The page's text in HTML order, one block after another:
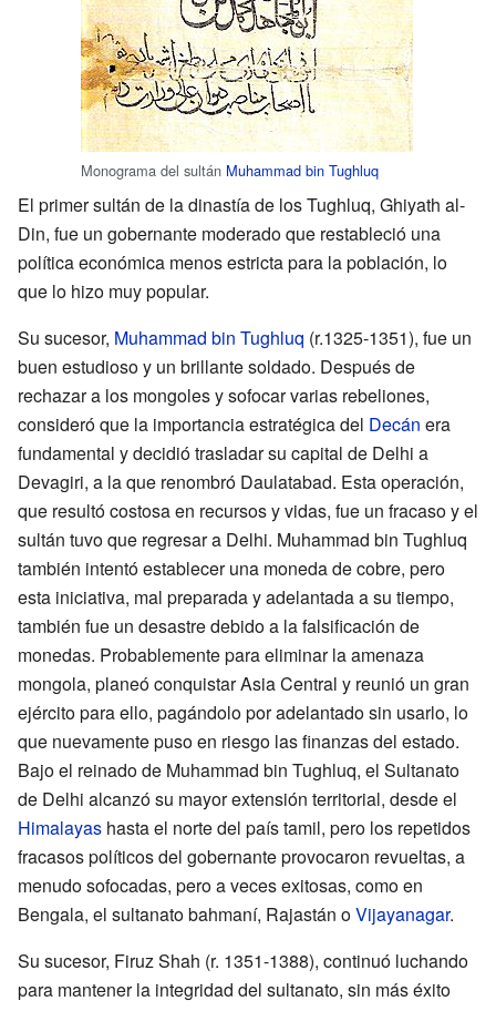
Monograma del sultán Muhammad bin Tughluq
El primer sultán de la dinastía de los Tughluq, Ghiyath al-
Din, fue un gobernante moderado que restableció una
política económica menos estricta para la población, lo
que lo hizo muy popular.
Su sucesor, Muhammad bin Tughluq (r.1325-1351), fue un
buen estudioso y un brillante soldado. Después de
rechazar a los mongoles y sofocar varias rebeliones,
consideró que la importancia estratégica del Decán era
fundamental y decidió trasladar su capital de Delhi a
Devagiri, a la que renombró Daulatabad. Esta operación,
que resultó costosa en recursos y vidas, fue un fracaso y el
sultán tuvo que regresar a Delhi. Muhammad bin Tughluq
también intentó establecer una moneda de cobre, pero
esta iniciativa, mal preparada y adelantada a su tiempo,
también fue un desastre debido a la falsificación de
monedas. Probablemente para eliminar la amenaza
mongola, planeó conquistar Asia Central y reunió un gran
ejército para ello, pagándolo por adelantado sin usarlo, lo
que nuevamente puso en riesgo las finanzas del estado.
Bajo el reinado de Muhammad bin Tughluq, el Sultanato
de Delhi alcanzó su mayor extensión territorial, desde el
Himalayas hasta el norte del país tamil, pero los repetidos
fracasos políticos del gobernante provocaron revueltas, a
menudo sofocadas, pero a veces exitosas, como en
Bengala, el sultanato bahmaní, Rajastán oVijayanagar.
Su sucesor, Firuz Shah (r. 1351-1388), continuó luchando
para mantener la integridad del sultanato, sin más éxito